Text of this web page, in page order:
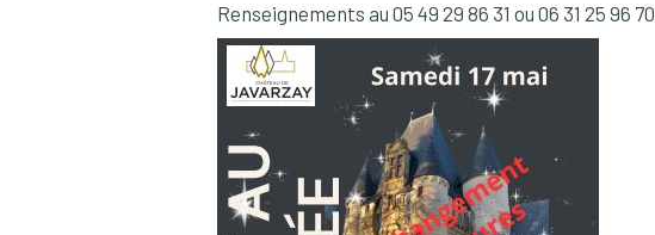
Renseignements au 05 49 29 86 31 ou 06 31 25 96 70